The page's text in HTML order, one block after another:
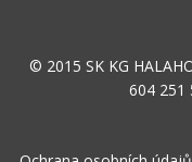
© 2015 SK KG
604